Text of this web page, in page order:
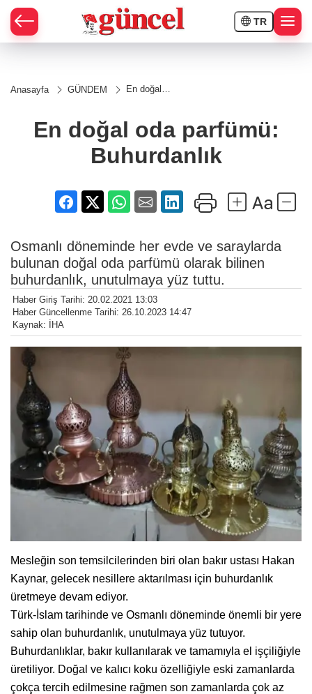
TR
Anasayfa GÜNDEM
En doğal
Buhurdanlık
En doğal oda parfümü:
Buhurdanlık
Osmanlı döneminde her evde ve saraylarda
bulunan doğal oda parfümü olarak bilinen
buhurdanlık, unutulmaya yüz tuttu.
Haber Giriş Tarihi: 20.02.2021 13:03
Haber Güncellenme Tarihi: 26.10.2023 14:47
Kaynak: İHA
Mesleğin son temsilcilerinden biri olan bakır ustası Hakan
Kaynar, gelecek nesillere aktarılması için buhurdanlık
üretmeye devam ediyor.
Türk-İslam tarihinde ve Osmanlı döneminde önemli bir yere
sahip olan buhurdanlık, unutulmaya yüz tutuyor.
Buhurdanlıklar, bakır kullanılarak ve tamamıyla el işçiliğiyle
üretiliyor. Doğal ve kalıcı koku özelliğiyle eski zamanlarda
çokça tercih edilmesine rağmen son zamanlarda çok az